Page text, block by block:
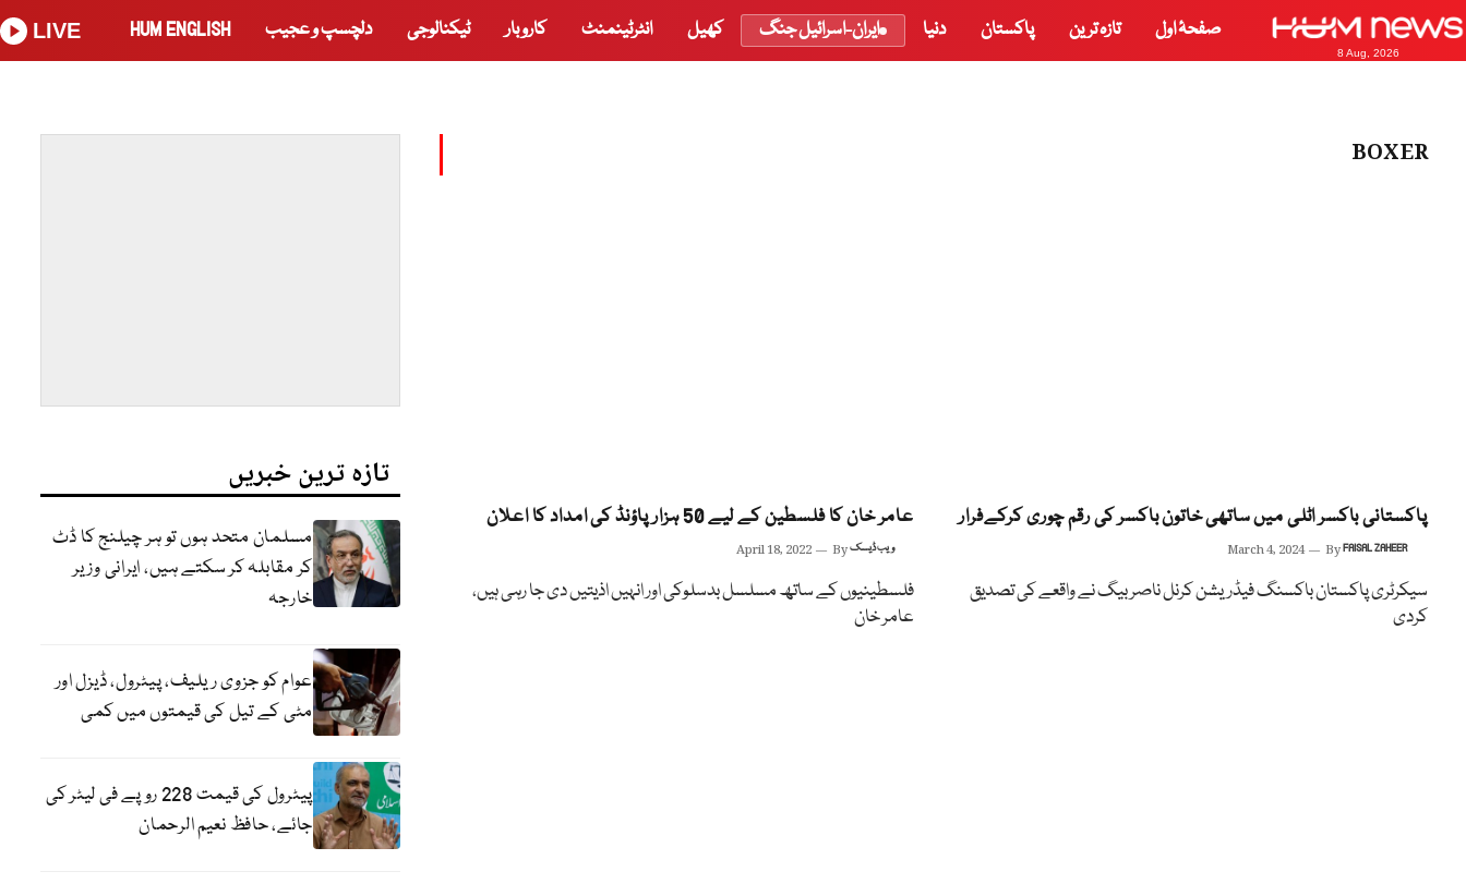
8 Aug, 2026
صفحۂ اول تازہ ترین پاکستان دنیا ایران-اسرائیل جنگ کھیل انٹرٹینمنٹ کاروبار ٹیکنالوجی دلچسپ و عجیب HUM ENGLISH
LIVE
BOXER
پاکستانی باکسر اٹلی میں ساتھی خاتون باکسر کی رقم چوری کرکےفرار
March 4, 2024 ByFAISAL ZAHEER
سیکرٹری پاکستان باکسنگ فیڈریشن کرنل ناصر بیگ نے واقعے کی تصدیق
کردی
عامر خان کا فلسطین کے لیے 50 ہزار پاؤنڈ کی امداد کا اعلان
April 18, 2022 Byویب ڈیسک
فلسطینیوں کے ساتھ مسلسل بدسلوکی اور انہیں اذیتیں دی جا رہی ہیں،
عامر خان
تازہ ترین خبریں
مسلمان متحد ہوں تو ہر چیلنج کا ڈٹ
کر مقابلہ کر سکتے ہیں، ایرانی وزیر
خارجہ
عوام کو جزوی ریلیف، پیٹرول، ڈیزل اور
مٹی کے تیل کی قیمتوں میں کمی
پیٹرول کی قیمت 228 روپے فی لیٹر کی
جائے، حافظ نعیم الرحمان